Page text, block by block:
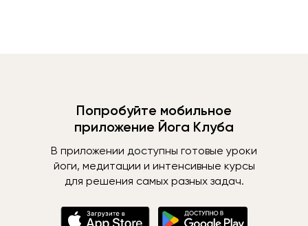
Попробуйте мобильное
приложение Йога Клуба
В приложении доступны готовые уроки
йоги, медитации и интенсивные курсы
для решения самых разных задач.